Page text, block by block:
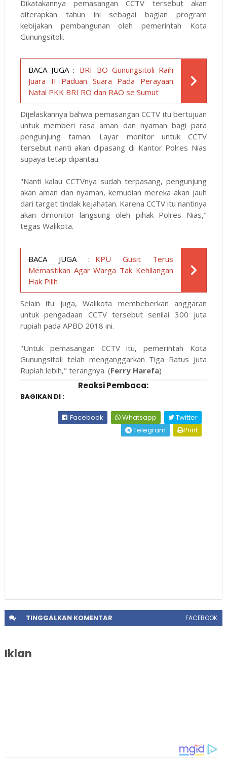
Dikatakannya pemasangan CCTV tersebut akan
diterapkan tahun ini sebagai bagian program
kebijakan pembangunan oleh pemerintah Kota
Gunungsitoli.
BACA JUGA : BRI BO Gunungsitoli Raih
Juara II Paduan Suara Pada Perayaan
Natal PKK BRI RO dan RAO se Sumut
Dijelaskannya bahwa pemasangan CCTV itu bertujuan
untuk memberi rasa aman dan nyaman bagi para
pengunjung taman. Layar monitor untuk CCTV
tersebut nanti akan dipasang di Kantor Polres Nias
supaya tetap dipantau.
"Nanti kalau CCTVnya sudah terpasang, pengunjung
akan aman dan nyaman, kemudian mereka akan jauh
dari target tindak kejahatan. Karena CCTV itu nantinya
akan dimonitor langsung oleh pihak Polres Nias,"
tegas Walikota.
BACA JUGA :
KPU Gusit Terus
Memastikan Agar Warga Tak Kehilangan
Hak Pilih
Selain itu juga, Walikota membeberkan anggaran
untuk pengadaan CCTV tersebut senilai 300 juta
rupiah pada APBD 2018 ini.
"Untuk pemasangan CCTV itu, pemerintah Kota
Gunungsitoli telah menganggarkan Tiga Ratus Juta
Rupiah lebih," terangnya. (Ferry Harefa)
Reaksi Pembaca:
BAGIKAN DI :
Facebook Whatsapp
Twitter
Telegram
Print
TINGGALKANKOMENTAR FACEBOOK
Iklan